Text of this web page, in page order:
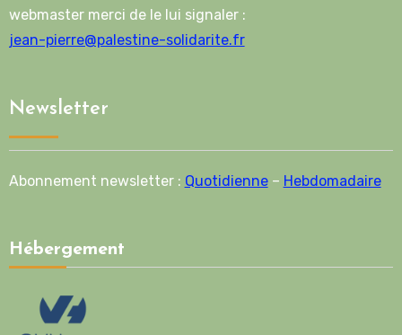
webmaster merci de le lui signaler :
jean-pierre@palestine-solidarite.fr
Newsletter
Abonnement newsletter : Quotidienne– Hebdomadaire
Hébergement